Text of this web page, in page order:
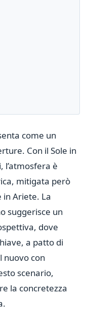
come un
Con il Sole in
l’atmosfera è
mitigata però
in Ariete. La
suggerisce un
dove
a patto di
nuovo con
scenario,
la concretezza